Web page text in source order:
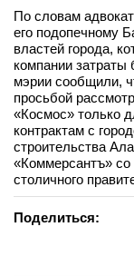
По словам
его подопечному
властей города,
компании
мэрии сообщили,
просьбой
«Космос» только
контрактам с
строительства
«Коммерсантъ» со
столичного
Поделиться: